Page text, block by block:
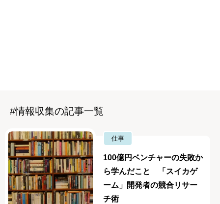
#情報収集の記事一覧
仕事
100億円ベンチャーの失敗か
ら学んだこと 「スイカゲ
ーム」開発者の競合リサー
チ術